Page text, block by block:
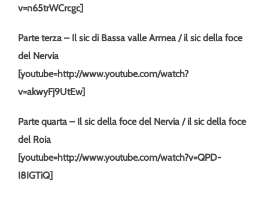
v=n65trWCrcgc]
Parte terza – Il sic di Bassa valle Armea / il sic della foce
del Nervia
[youtube=http://www.youtube.com/watch?
v=akwyFj9UtEw]
Parte quarta – Il sic della foce del Nervia / il sic della foce
del Roia
[youtube=http://www.youtube.com/watch?v=QPD-
I8IGTiQ]